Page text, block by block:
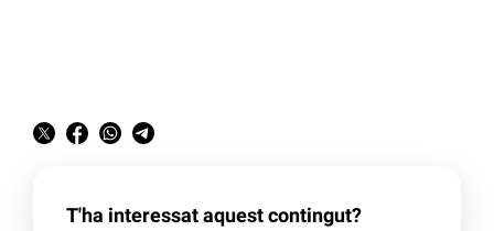
T'ha interessat aquest contingut?